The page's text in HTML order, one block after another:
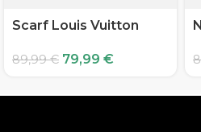
Scarf Louis Vuitton
89,99€ 79,99 €